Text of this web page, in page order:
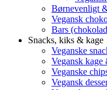
Børnevenligt
Vegansk
Bars
Snacks, kiks & kage
Veganske
Vegansk kage
Veganske
Vegansk